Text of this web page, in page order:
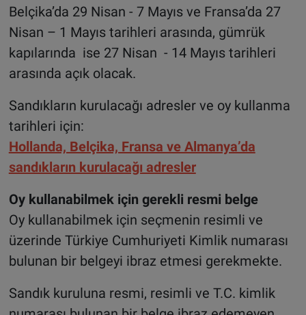
Belçika’da 29 Nisan - 7 Mayıs ve Fransa’da 27
Nisan – 1 Mayıs tarihleri arasında, gümrük
kapılarında ise 27 Nisan - 14 Mayıs tarihleri
arasında açık olacak.
Sandıkların kurulacağı adresler ve oy kullanma
tarihleri için:
Hollanda, Belçika, Fransa ve Almanya’da
sandıkların kurulacağı adresler
Oy kullanabilmek için gerekli resmi belge
Oy kullanabilmek için seçmenin resimli ve
üzerinde Türkiye Cumhuriyeti Kimlik numarası
bulunan bir belgeyi ibraz etmesi gerekmekte.
Sandık kuruluna resmi, resimli ve T.C. kimlik